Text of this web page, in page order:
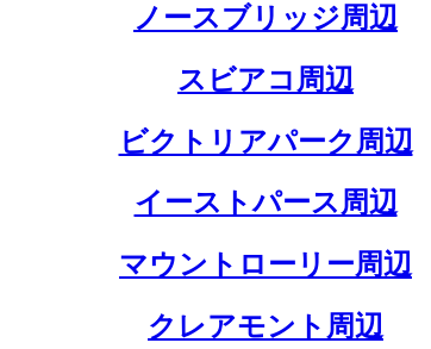
ノースブリッジ周辺
スビアコ周辺
ビクトリアパーク周辺
イーストパース周辺
マウントローリー周辺
クレアモント周辺